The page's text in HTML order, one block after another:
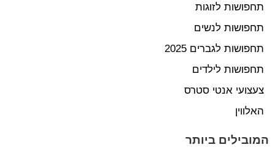
תחפושות לזוגות
תחפושות לנשים
תחפושות לגברים 2025
תחפושות לילדים
צעצועי אנטי סטרס
האלווין
המובילים ביותר